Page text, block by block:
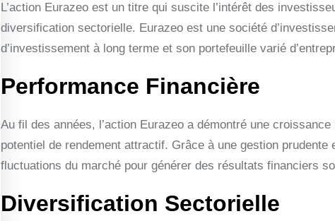
L’action Eurazeo est un titre qui suscite l’intérêt des
diversification sectorielle. Eurazeo est une société
d’investissement à long terme et son portefeuille varié
Performance Financière
Au fil des années, l’action Eurazeo a démontré une
potentiel de rendement attractif. Grâce à une gestion
fluctuations du marché pour générer des résultats financiers
Diversification Sectorielle